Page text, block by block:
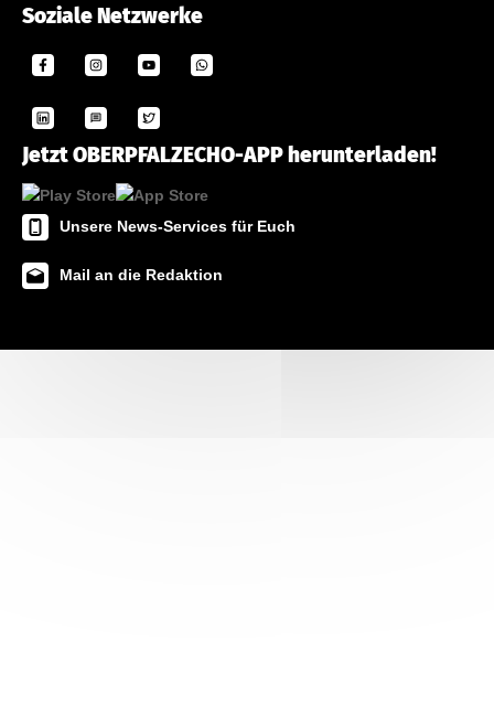
Soziale Netzwerke
Jetzt OBERPFALZECHO-APP herunterladen!
Unsere News-Services für Euch
Mail an die Redaktion